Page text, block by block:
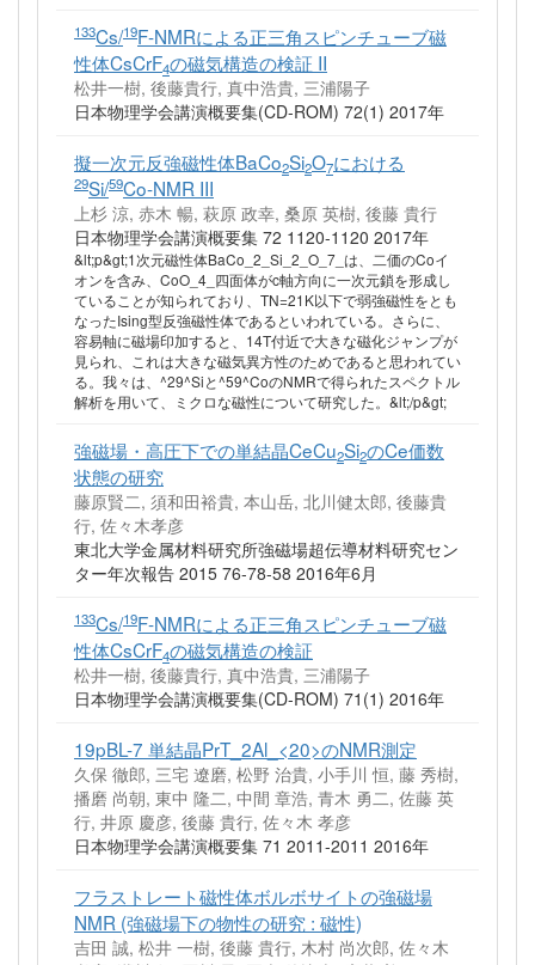
133Cs/19F-NMRによる正三角スピンチューブ磁
性体CsCrF4の磁気構造の検証 II
松井一樹, 後藤貴行, 真中浩貴, 三浦陽子
日本物理学会講演概要集(CD-ROM) 72(1) 2017年
擬一次元反強磁性体BaCo2Si2O7における
29Si/59Co-NMR III
上杉 涼, 赤木 暢, 萩原 政幸, 桑原 英樹, 後藤 貴行
日本物理学会講演概要集 72 1120-1120 2017年
&lt;p&gt;1次元磁性体BaCo_2_Si_2_O_7_は、二価のCoイ
オンを含み、CoO_4_四面体がc軸方向に一次元鎖を形成し
ていることが知られており、TN=21K以下で弱強磁性をとも
なったIsing型反強磁性体であるといわれている。さらに、
容易軸に磁場印加すると、14T付近で大きな磁化ジャンプが
見られ、これは大きな磁気異方性のためであると思われてい
る。我々は、^29^Siと^59^CoのNMRで得られたスペクトル
解析を用いて、ミクロな磁性について研究した。&lt;/p&gt;
強磁場・高圧下での単結晶CeCu2Si2のCe価数
状態の研究
藤原賢二, 須和田裕貴, 本山岳, 北川健太郎, 後藤貴
行, 佐々木孝彦
東北大学金属材料研究所強磁場超伝導材料研究セン
ター年次報告 2015 76‐78-58 2016年6月
133Cs/19F-NMRによる正三角スピンチューブ磁
性体CsCrF4の磁気構造の検証
松井一樹, 後藤貴行, 真中浩貴, 三浦陽子
日本物理学会講演概要集(CD-ROM) 71(1) 2016年
19pBL-7 単結晶PrT_2Al_<20>のNMR測定
久保 徹郎, 三宅 遼磨, 松野 治貴, 小手川 恒, 藤 秀樹,
播磨 尚朝, 東中 隆二, 中間 章浩, 青木 勇二, 佐藤 英
行, 井原 慶彦, 後藤 貴行, 佐々木 孝彦
日本物理学会講演概要集 71 2011-2011 2016年
フラストレート磁性体ボルボサイトの強磁場
NMR (強磁場下の物性の研究 : 磁性)
吉田 誠, 松井 一樹, 後藤 貴行, 木村 尚次郎, 佐々木